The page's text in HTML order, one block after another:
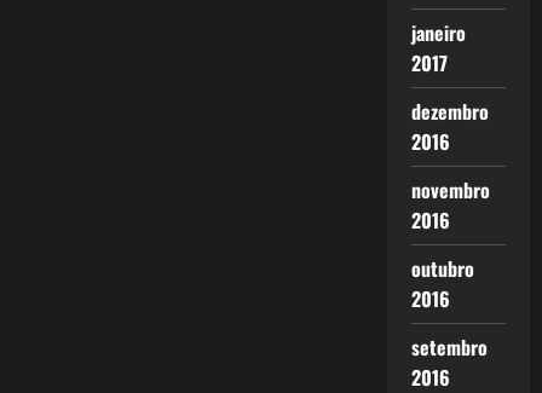
janeiro
2017
dezembro
2016
novembro
2016
outubro
2016
setembro
2016